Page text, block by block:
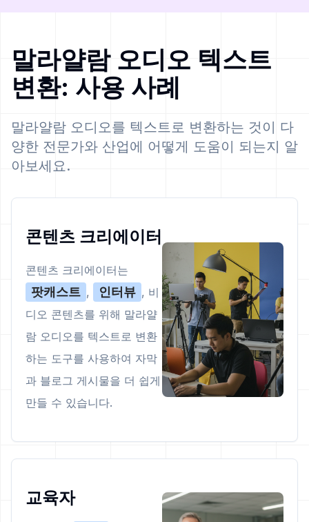
말라얄람 오디오 텍스트
변환: 사용 사례
말라얄람 오디오를 텍스트로 변환하는 것이 다
양한 전문가와 산업에 어떻게 도움이 되는지 알
아보세요.
콘텐츠 크리에이터
콘텐츠 크리에이터는
팟캐스트 , 인터뷰 , 비
디오 콘텐츠를 위해 말라얄
람 오디오를 텍스트로 변환
하는 도구를 사용하여 자막
과 블로그 게시물을 더 쉽게
만들 수 있습니다.
교육자